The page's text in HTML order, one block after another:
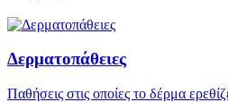
Δερματοπάθειες
Παθήσεις στις οποίες το δέρμα